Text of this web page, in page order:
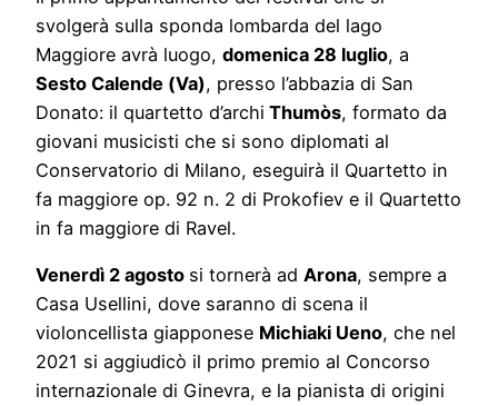
svolgerà sulla sponda lombarda del lago
Maggiore avrà luogo, domenica 28 luglio, a
Sesto Calende (Va), presso l’abbazia di San
Donato: il quartetto d’archi Thumòs, formato da
giovani musicisti che si sono diplomati al
Conservatorio di Milano, eseguirà il Quartetto in
fa maggiore op. 92 n. 2 di Prokofiev e il Quartetto
in fa maggiore di Ravel.
Venerdì 2 agosto si tornerà ad Arona, sempre a
Casa Usellini, dove saranno di scena il
violoncellista giapponese Michiaki Ueno, che nel
2021 si aggiudicò il primo premio al Concorso
internazionale di Ginevra, e la pianista di origini